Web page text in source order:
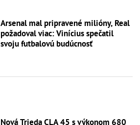
Arsenal mal pripravené milióny, Real
požadoval viac: Vinícius spečatil
svoju futbalovú budúcnosť
Nová Trieda CLA 45 s výkonom 680